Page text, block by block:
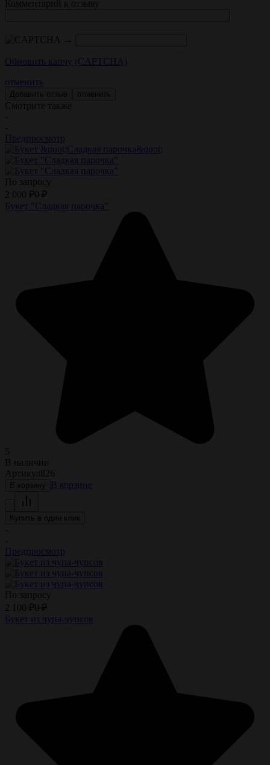
Комментарий к отзыву
→
Обновить капчу (CAPTCHA)
отменить
отменить
Смотрите также
-
-
Предпросмотр
По запросу
2 000 ₽0 ₽
Букет "Сладкая парочка"
5
В наличии
Артикул 826
В корзину В корзине
Купить в один клик
-
-
Предпросмотр
По запросу
2 100 ₽0 ₽
Букет из чупа-чупсов